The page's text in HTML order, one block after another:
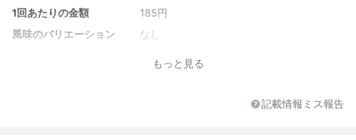
1回あたりの金額
185円
風味のバリエーション
なし
もっと見る
記載情報ミス報告